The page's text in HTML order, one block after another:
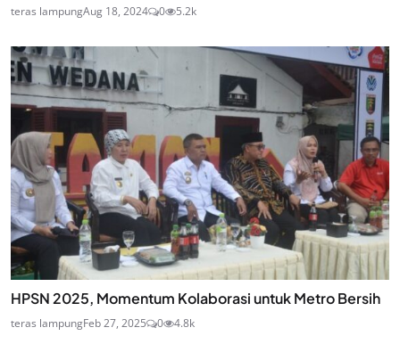
teras lampungAug 18, 2024 0 5.2k
HPSN 2025, Momentum Kolaborasi untuk Metro Bersih
teras lampungFeb 27, 2025 0 4.8k